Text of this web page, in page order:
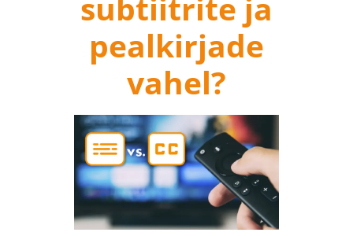
subtiitrite ja
pealkirjade
vahel?